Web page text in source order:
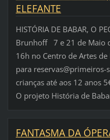
ELEFANTE
HISTÓRIA DE BABAR, O
Brunhoff 7 e 21 de Maio
16h no Centro de Artes de
para
crianças até aos 12 anos
O projeto História de
FANTASMA DA